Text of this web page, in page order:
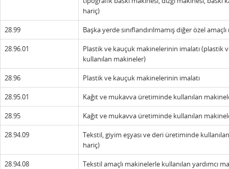
hariç)
28.99 Başka yerde sınıflandırılmamış diğer özel
28.96.01
Plastik ve kauçuk makinelerinin imalatı (plastik
kullanılan makineler)
28.96 Plastik ve kauçuk makinelerinin imalatı
28.95.01 Kağıt ve mukavva üretiminde kullanılan
28.95 Kağıt ve mukavva üretiminde kullanılan
28.94.09
Tekstil, giyim eşyası ve deri üretiminde
hariç)
28.94.08
Tekstil amaçlı makinelerle kullanılan yardımcı